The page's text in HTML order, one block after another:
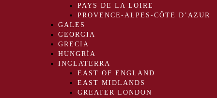
PAYS DE LA LOIRE
PROVENCE-ALPES-CÔTE D’AZUR
GALES
GEORGIA
GRECIA
HUNGRÍA
INGLATERRA
EAST OF ENGLAND
EAST MIDLANDS
GREATER LONDON